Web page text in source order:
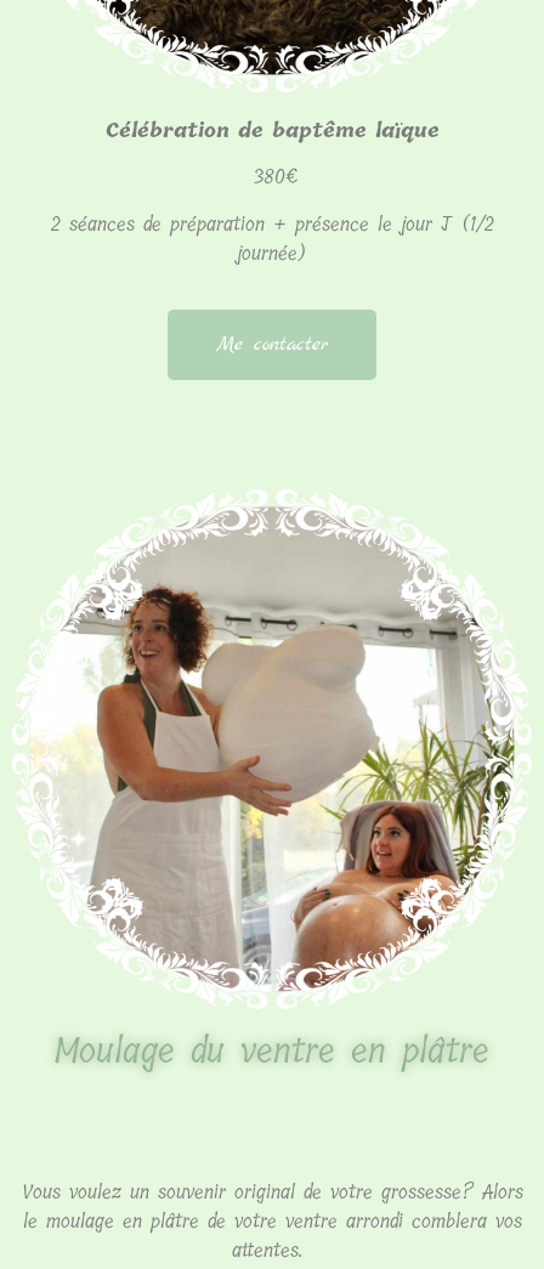
Célébration de baptême laïque
380€
2 séances de préparation + présence le jour J (1/2
journée)
Me contacter
Moulage du ventre en plâtre
Vous voulez un souvenir original de votre grossesse? Alors
le moulage en plâtre de votre ventre arrondi comblera vos
attentes.